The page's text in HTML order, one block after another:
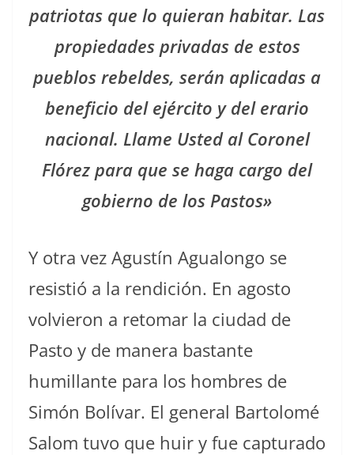
patriotas que lo quieran habitar. Las
propiedades privadas de estos
pueblos rebeldes, serán aplicadas a
beneficio del ejército y del erario
nacional. Llame Usted al Coronel
Flórez para que se haga cargo del
gobierno de los Pastos»
Y otra vez Agustín Agualongo se
resistió a la rendición. En agosto
volvieron a retomar la ciudad de
Pasto y de manera bastante
humillante para los hombres de
Simón Bolívar. El general Bartolomé
Salom tuvo que huir y fue capturado